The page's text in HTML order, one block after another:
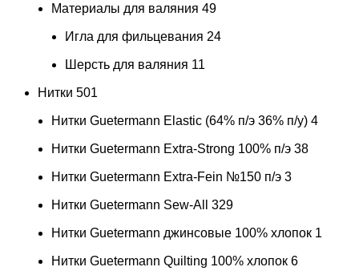
Материалы для валяния 49
Игла для фильцевания 24
Шерсть для валяния 11
Нитки 501
Нитки Guetermann Elastic (64% п/э 36% п/у) 4
Нитки Guetermann Extra-Strong 100% п/э 38
Нитки Guetermann Extra-Fein №150 п/э 3
Нитки Guetermann Sew-All 329
Нитки Guetermann джинсовые 100% хлопок 1
Нитки Guetermann Quilting 100% хлопок 6